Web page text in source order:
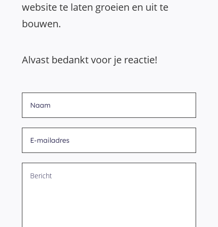
website te laten groeien en uit te
bouwen.
Alvast bedankt voor je reactie!